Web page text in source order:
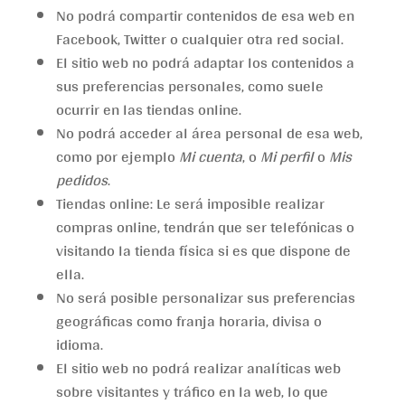
No podrá compartir contenidos de esa web en
Facebook, Twitter o cualquier otra red social.
El sitio web no podrá adaptar los contenidos a
sus preferencias personales, como suele
ocurrir en las tiendas online.
No podrá acceder al área personal de esa web,
como por ejemploMi cuenta, oMi perfiloMis
pedidos.
Tiendas online: Le será imposible realizar
compras online, tendrán que ser telefónicas o
visitando la tienda física si es que dispone de
ella.
No será posible personalizar sus preferencias
geográficas como franja horaria, divisa o
idioma.
El sitio web no podrá realizar analíticas web
sobre visitantes y tráfico en la web, lo que